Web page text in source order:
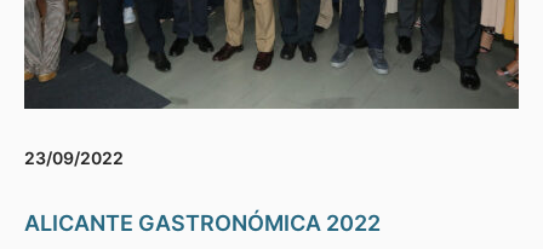
23/09/2022
ALICANTE GASTRONÓMICA 2022